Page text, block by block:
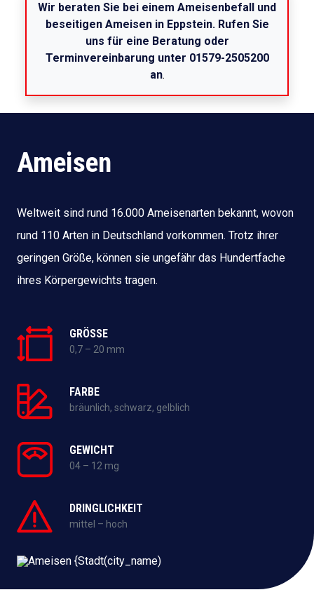
Wir beraten Sie bei einem Ameisenbefall und
beseitigen Ameisen in Eppstein. Rufen Sie
uns für eine Beratung oder
Terminvereinbarung unter 01579-2505200
an.
Ameisen
Weltweit sind rund 16.000 Ameisenarten bekannt, wovon
rund 110 Arten in Deutschland vorkommen. Trotz ihrer
geringen Größe, können sie ungefähr das Hundertfache
ihres Körpergewichts tragen.
GRÖSSE
0,7 – 20 mm
FARBE
bräunlich, schwarz, gelblich
GEWICHT
04 – 12 mg
DRINGLICHKEIT
mittel – hoch